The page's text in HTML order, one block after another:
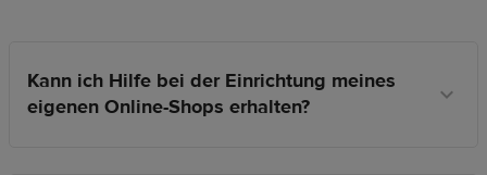
Kann ich Hilfe bei der Einrichtung meines
eigenen Online-Shops erhalten?